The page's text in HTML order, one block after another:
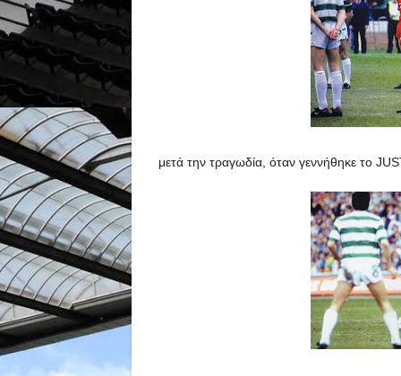
μετά την τραγωδία, όταν γεννήθηκε το